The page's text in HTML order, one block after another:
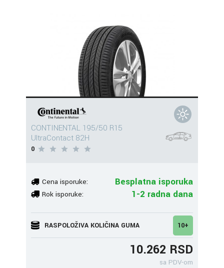
CONTINENTAL 195/50 R15
UltraContact 82H
0
Cena isporuke: Besplatna isporuka
Rok isporuke: 1-2 radna dana
RASPOLOŽIVA KOLIČINA GUMA 10+
10.262 RSD
sa PDV-om